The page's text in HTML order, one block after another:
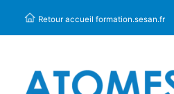
Retour accueil formation.sesan.fr